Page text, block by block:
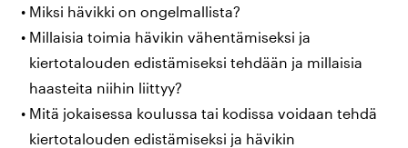
Miksi hävikki on ongelmallista?
Millaisia toimia hävikin vähentämiseksi ja
kiertotalouden edistämiseksi tehdään ja millaisia
haasteita niihin liittyy?
Mitä jokaisessa koulussa tai kodissa voidaan tehdä
kiertotalouden edistämiseksi ja hävikin